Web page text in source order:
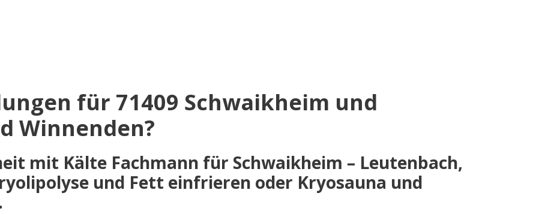
für 71409 Schwaikheim und
Winnenden?
mit Kälte Fachmann für Schwaikheim – Leutenbach,
und Fett einfrieren oder Kryosauna und